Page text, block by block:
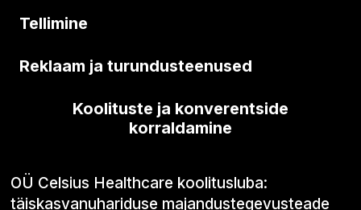
Tellimine
Reklaam ja turundusteenused
Koolituste ja konverentside
korraldamine
OÜ Celsius Healthcare koolitusluba:
täiskasvanuhariduse majandustegevusteade